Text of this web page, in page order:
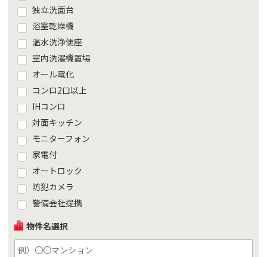
独立洗面台
浴室乾燥機
温水洗浄便座
室内洗濯機置場
オール電化
コンロ2口以上
IHコンロ
対面キッチン
モニターフォン
家電付
オートロック
防犯カメラ
警備会社提携
物件名選択